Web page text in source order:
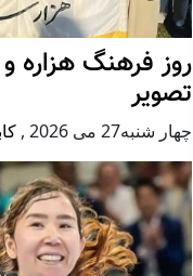
روز فرهنگ هزاره
تصویر
چهار شنبه27 می 2026 ,